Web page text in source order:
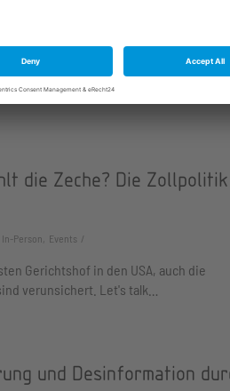
Scheideweg. Da die Vereinigten
Verteidigung…
die Zeche? Die
Person, Events
Gerichtshof in den USA, auch die
verunsichert. Let's talk…
und Desinformation